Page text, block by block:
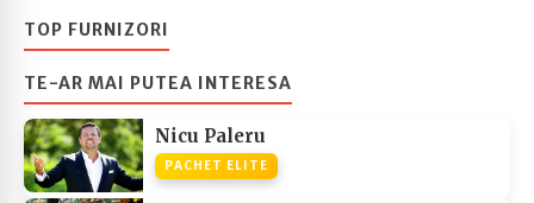
TOP FURNIZORI
TE-AR MAI PUTEA INTERESA
Nicu Paleru
PACHET ELITE